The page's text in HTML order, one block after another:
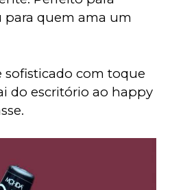
para quem ama um
sofisticado com toque
do escritório ao happy